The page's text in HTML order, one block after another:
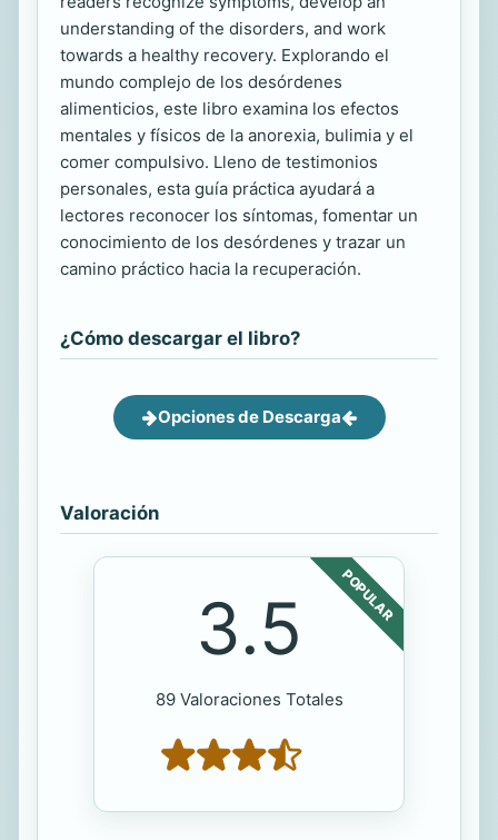
understanding of the disorders, and work
towards a healthy recovery. Explorando el
mundo complejo de los desórdenes
alimenticios, este libro examina los efectos
mentales y físicos de la anorexia, bulimia y el
comer compulsivo. Lleno de testimonios
personales, esta guía práctica ayudará a
lectores reconocer los síntomas, fomentar un
conocimiento de los desórdenes y trazar un
camino práctico hacia la recuperación.
¿Cómo descargar el libro?
Opciones de Descarga
Valoración
POPULAR
3.5
89 Valoraciones Totales